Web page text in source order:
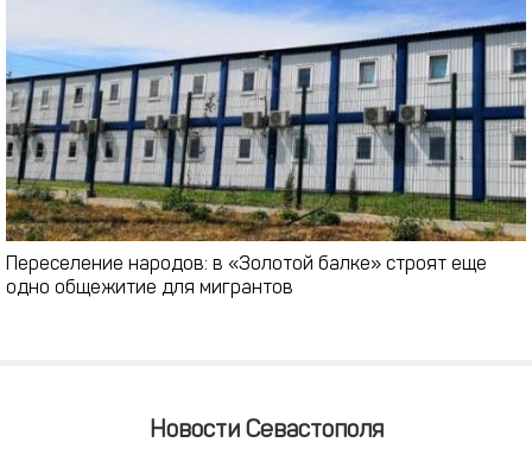
Переселение народов: в «Золотой балке» строят еще
одно общежитие для мигрантов
Новости Севастополя